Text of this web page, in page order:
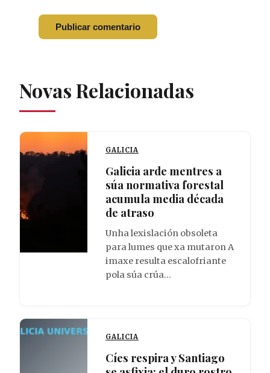
Novas Relacionadas
GALICIA
Galicia arde mentres a
súa normativa forestal
acumula media década
de atraso
Unha lexislación obsoleta
para lumes que xa mutaron A
imaxe resulta escalofriante
pola súa crúa…
GALICIA
Cíes respira y Santiago